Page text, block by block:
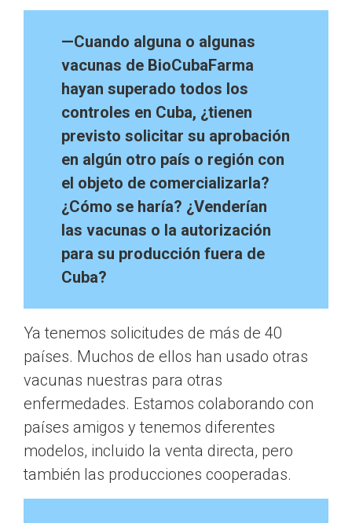
—Cuando alguna o algunas
vacunas de BioCubaFarma
hayan superado todos los
controles en Cuba, ¿tienen
previsto solicitar su aprobación
en algún otro país o región con
el objeto de comercializarla?
¿Cómo se haría? ¿Venderían
las vacunas o la autorización
para su producción fuera de
Cuba?
Ya tenemos solicitudes de más de 40
países. Muchos de ellos han usado otras
vacunas nuestras para otras
enfermedades. Estamos colaborando con
países amigos y tenemos diferentes
modelos, incluido la venta directa, pero
también las producciones cooperadas.